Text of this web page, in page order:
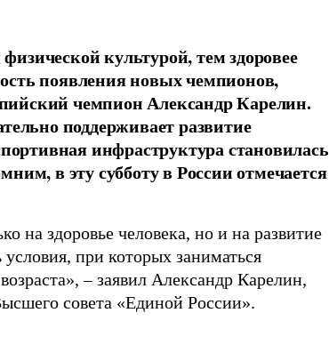
культурой, тем здоровее
появления новых чемпионов,
чемпион Александр Карелин.
поддерживает развитие
инфраструктура становилась
в эту субботу в России отмечается
на здоровье человека, но и на развитие
при которых заниматься
– заявил Александр Карелин,
совета «Единой России».